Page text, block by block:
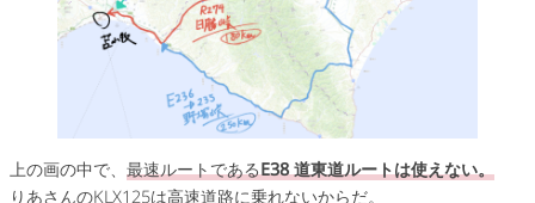
上の画の中で、 最速ルートであるE38 道東道ルートは使えない。
りあさんのKLX125は高速道路に乗れないからだ。